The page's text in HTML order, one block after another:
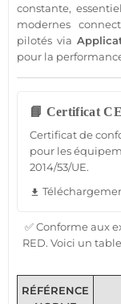
constante,
modernes
pilotés via
pour la
📘 Certificat
Certificat de
pour les
2014/53/UE.
file_download
✅ Conforme aux
RED. Voici un
RÉFÉRENCE